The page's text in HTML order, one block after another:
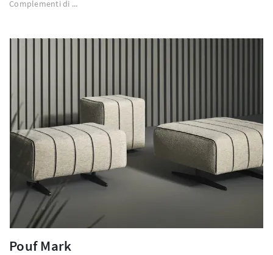
Complementi di ...
Pouf Mark